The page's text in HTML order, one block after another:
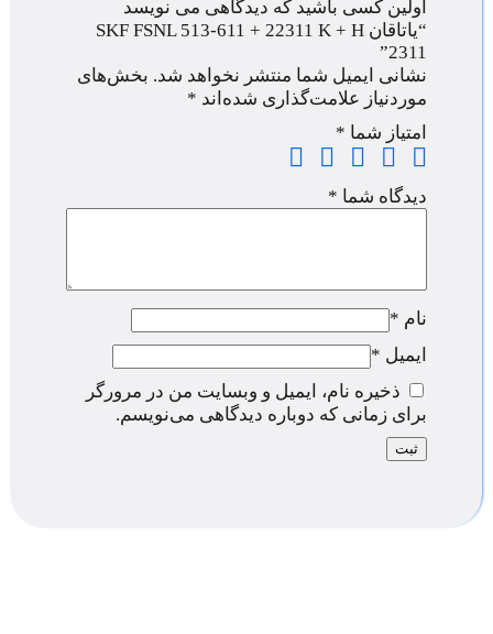
اولین کسی باشید که دیدگاهی می نویسد
“یاتاقان SKF FSNL 513-611 + 22311 K + H
2311”
نشانی ایمیل شما منتشر نخواهد شد. بخش‌های
موردنیاز علامت‌گذاری شده‌اند *
امتیاز شما *
دیدگاه شما *
نام *
ایمیل *
ذخیره نام، ایمیل و وبسایت من در مرورگر
برای زمانی که دوباره دیدگاهی می‌نویسم.